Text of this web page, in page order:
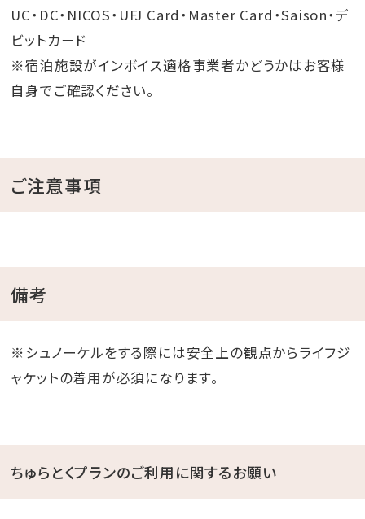
UC・DC・NICOS・UFJ Card・Master Card・Saison・デ
ビットカード
※宿泊施設がインボイス適格事業者かどうかはお客様
自身でご確認ください。
ご注意事項
備考
※シュノーケルをする際には安全上の観点からライフジ
ャケットの着用が必須になります。
ちゅらとくプランのご利用に関するお願い